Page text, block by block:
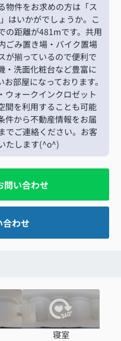
物件をお求めの方は「ス
はいかがでしょうか。こ
の距離が481mです。共用
ごみ置き場・バイク置場
が揃っているので便利で
・洗面化粧台など豊富に
部屋になっております。
ウォークインクロゼット
間を利用することも可能
件から不動産情報をお届
でご連絡ください。お客
たします(^o^)
問い合わせ
合わせ
寝室